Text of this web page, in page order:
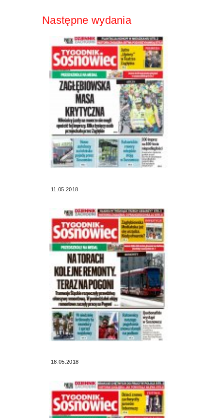
Następne wydania
11.05.2018
18.05.2018